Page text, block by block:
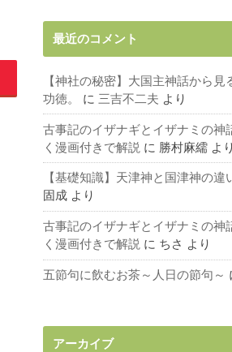
最近のコメント
【神社の秘密】大国主神話から見
功徳。
に 三吉不二夫 より
古事記のイザナギとイザナミの神
く漫画付きで解説 に 勝村麻繻 より
【基礎知識】天津神と国津神の違
固成 より
古事記のイザナギとイザナミの神
く漫画付きで解説 に ちさ より
五節句に飲むお茶～人日の節句～
アーカイブ